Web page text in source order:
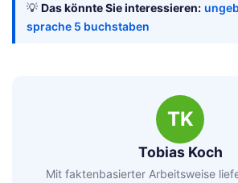
💡 Das könnte Sie interessieren:
sprache 5 buchstaben
TK
Tobias Koch
Mit faktenbasierter Arbeitsweise